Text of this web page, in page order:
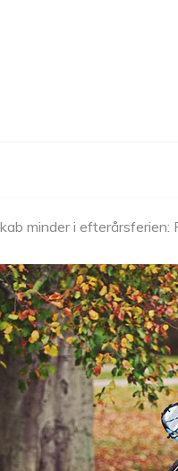
minder i efterårsferien: